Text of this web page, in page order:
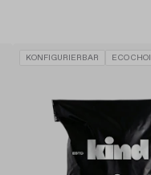
KONFIGURIERBAR ECO